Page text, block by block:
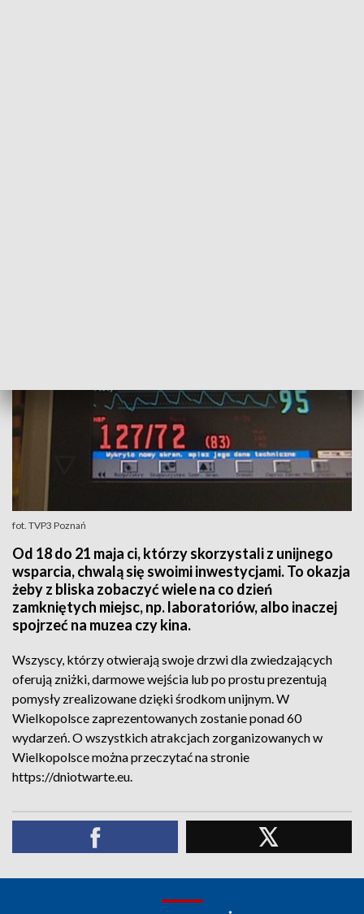
fot. TVP3 Poznań
Od 18 do 21 maja ci, którzy skorzystali z unijnego
wsparcia, chwalą się swoimi inwestycjami. To okazja
żeby z bliska zobaczyć wiele na co dzień
zamkniętych miejsc, np. laboratoriów, albo inaczej
spojrzeć na muzea czy kina.
Wszyscy, którzy otwierają swoje drzwi dla zwiedzających
oferują zniżki, darmowe wejścia lub po prostu prezentują
pomysły zrealizowane dzięki środkom unijnym. W
Wielkopolsce zaprezentowanych zostanie ponad 60
wydarzeń. O wszystkich atrakcjach zorganizowanych w
Wielkopolsce można przeczytać na stronie
https://dniotwarte.eu.